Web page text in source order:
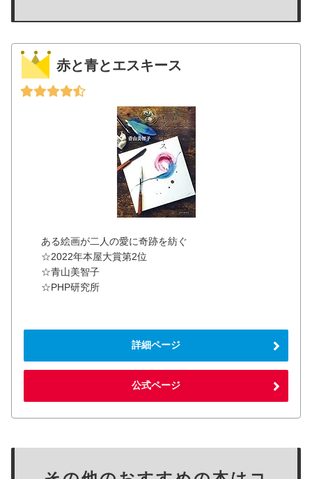
赤と青とエスキース
ある絵画が二人の愛に奇跡を紡ぐ
☆2022年本屋大賞第2位
☆青山美智子
☆PHP研究所
詳細ページ
公式ページ